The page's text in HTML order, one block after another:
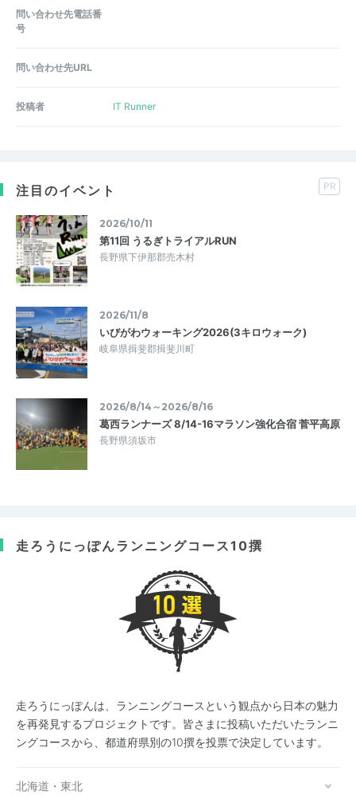
問い合わせ先電話番
号
問い合わせ先URL
投稿者 IT Runner
注目のイベント PR
2026/10/11
第11回 うるぎトライアルRUN
長野県下伊那郡売木村
2026/11/8
いびがわウォーキング2026(3キロウォーク)
岐阜県揖斐郡揖斐川町
2026/8/14～2026/8/16
葛西ランナーズ 8/14-16マラソン強化合宿 菅平高原
長野県須坂市
走ろうにっぽんランニングコース10撰
走ろうにっぽんは、ランニングコースという観点から日本の魅力
を再発見するプロジェクトです。皆さまに投稿いただいたランニ
ングコースから、都道府県別の10撰を投票で決定しています。
北海道・東北